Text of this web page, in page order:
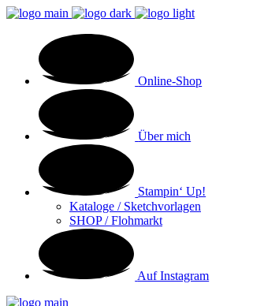
Online-Shop
Über mich
Stampin‘ Up!
Kataloge / Sketchvorlagen
SHOP / Flohmarkt
Auf Instagram